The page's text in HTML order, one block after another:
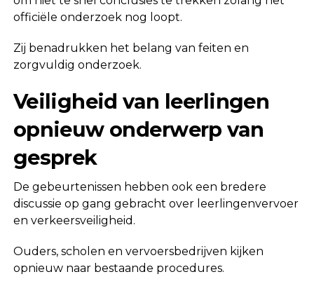
officiële onderzoek nog loopt.
Zij benadrukken het belang van feiten en
zorgvuldig onderzoek.
Veiligheid van leerlingen
opnieuw onderwerp van
gesprek
De gebeurtenissen hebben ook een bredere
discussie op gang gebracht over leerlingenvervoer
en verkeersveiligheid.
Ouders, scholen en vervoersbedrijven kijken
opnieuw naar bestaande procedures.